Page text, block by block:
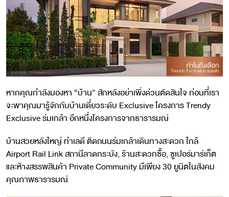
หากคุณกำลังมองหา “บ้าน” สักหลังอย่าเพิ่งด่วนตัดสินใจ ก่อนที่เรา
จะพาคุณมารู้จักกับบ้านเดี่ยวระดับ Exclusive โครงการ Trendy
Exclusive ร่มเกล้า อีกหนึ่งโครงการจากธารารมณ์
บ้านสวยหลังใหญ่ ทำเลดี ติดถนนร่มเกล้าเดินทางสะดวก ใกล้
Airport Rail Link สถานีลาดกระบัง, ร้านสะดวกซื้อ, ซูเปอร์มาร์เก็ต
และห้างสรรพสินค้า Private Community มีเพียง 30 ยูนิตในสังคม
คุณภาพธารารมณ์